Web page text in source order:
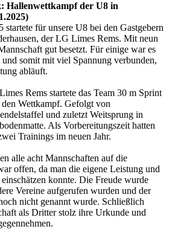
Hallenwettkampf der U8 in
startete für unsere U8 bei den Gastgebern
der LG Limes Rems. Mit neun
gut besetzt. Für einige war es
und somit mit viel Spannung verbunden,
abläuft.
Rems startete das Team 30 m Sprint
Wettkampf. Gefolgt von
und zuletzt Weitsprung in
Als Vorbereitungszeit hatten
Trainings im neuen Jahr.
alle acht Mannschaften auf die
offen, da man die eigene Leistung und
konnte. Die Freude wurde
Vereine aufgerufen wurden und der
nicht genannt wurde. Schließlich
als Dritter stolz ihre Urkunde und